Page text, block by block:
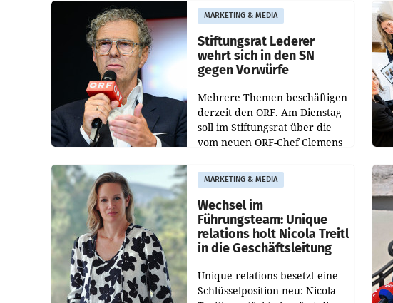
freigegeben: Die
Bundeswettbewerbsbehörde
und der Bundeskartellanwalt
MARKETING & MEDIA
Stiftungsrat Lederer
wehrt sich in den SN
gegen Vorwürfe
Mehrere Themen beschäftigen
derzeit den ORF. Am Dienstag
soll im Stiftungsrat über die
vom neuen ORF-Chef Clemens
Besetzungen für die
Direktionen abgestimmt
werden.
MARKETING & MEDIA
Wechsel im
Führungsteam: Unique
relations holt Nicola Treitl
in die Geschäftsleitung
Unique relations besetzt eine
Schlüsselposition neu: Nicola